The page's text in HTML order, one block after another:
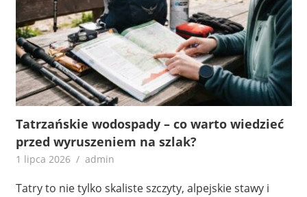
Tatrzańskie wodospady – co warto wiedzieć
przed wyruszeniem na szlak?
1 lipca 2026 admin
Tatry to nie tylko skaliste szczyty, alpejskie stawy i